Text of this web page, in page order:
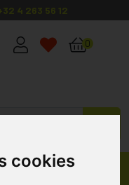
cookies
4 263 56 12
ma santé, mes
0
Produits